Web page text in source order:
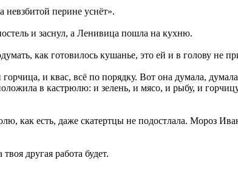
невзбитой перине уснёт».
и заснул, а Ленивица пошла на кухню.
как готовилось кушанье, это ей и в голову не
и квас, всё по порядку. Вот она думала,
в кастрюлю: и зелень, и мясо, и рыбу, и
как есть, даже скатертцы не подостлала. Мороз
другая работа будет.